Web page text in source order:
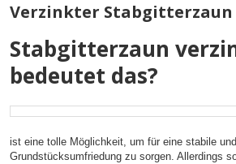
Verzinkter Stabgitterzaun
Stabgitterzaun
bedeutet das?
ist eine tolle Möglichkeit, um für eine stabile
Grundstücksumfriedung zu sorgen. Allerdings